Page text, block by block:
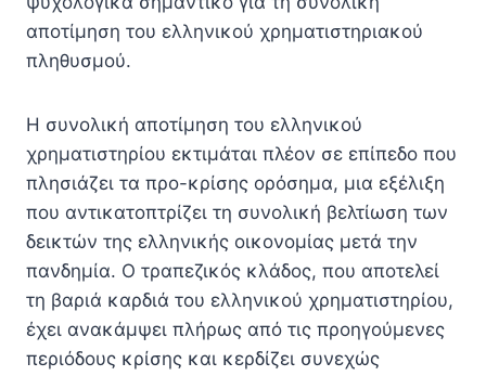
αποτίμηση του ελληνικού χρηματιστηριακού
πληθυσμού.
Η συνολική αποτίμηση του ελληνικού
χρηματιστηρίου εκτιμάται πλέον σε επίπεδο που
πλησιάζει τα προ-κρίσης ορόσημα, μια εξέλιξη
που αντικατοπτρίζει τη συνολική βελτίωση των
δεικτών της ελληνικής οικονομίας μετά την
πανδημία. Ο τραπεζικός κλάδος, που αποτελεί
τη βαριά καρδιά του ελληνικού χρηματιστηρίου,
έχει ανακάμψει πλήρως από τις προηγούμενες
περιόδους κρίσης και κερδίζει συνεχώς